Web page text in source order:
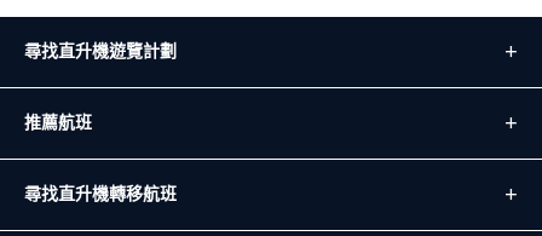
尋找直升機遊覽計劃
推薦航班
尋找直升機轉移航班